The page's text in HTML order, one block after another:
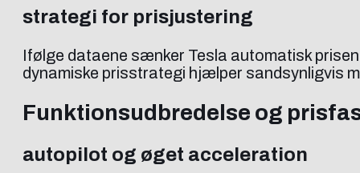
strategi for prisjustering
Ifølge dataene sænker Tesla automatisk
dynamiske prisstrategi hjælper sandsynligvis
Funktionsudbredelse og
autopilot og øget acceleration